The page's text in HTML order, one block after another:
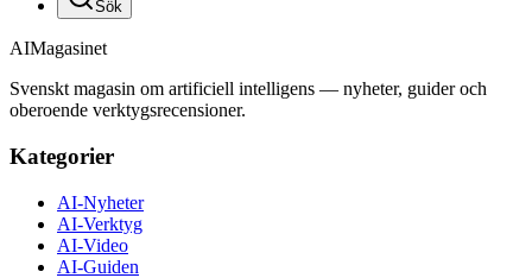
Sök
AIMagasinet
Svenskt magasin om artificiell intelligens — nyheter, guider och
oberoende verktygsrecensioner.
Kategorier
AI-Nyheter
AI-Verktyg
AI-Video
AI-Guiden